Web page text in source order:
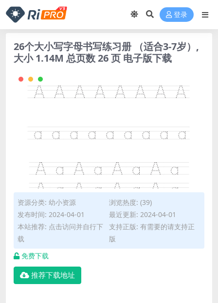
登录
26个大小写字母书写练习册 （适合3-7岁）,
大小 1.14M 总页数 26 页 电子版下载
资源分类: 幼小资源
浏览热度: (39)
发布时间: 2024-04-01
最近更新: 2024-04-01
本站推荐: 点击访问并自行下
载
支持正版: 有需要的请支持正
版
免费下载
推荐下载地址